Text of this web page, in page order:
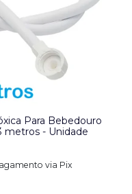
Para Bebedouro
metros - Unidade
via Pix